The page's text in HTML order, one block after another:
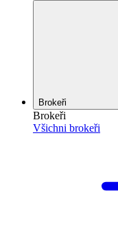
Brokeři
Brokeři
Všichni brokeři